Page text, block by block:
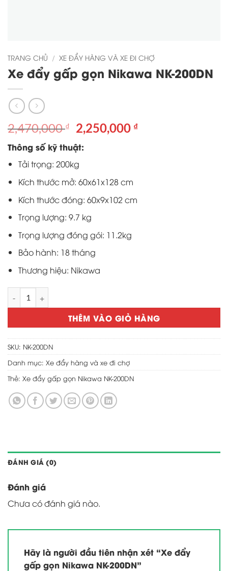
TRANG CHỦ / XE ĐẨY HÀNG VÀ XE ĐI CHỢ
Xe đẩy gấp gọn Nikawa NK-200DN
2,470,000₫
Giá
gốc
là:
2,470,000 ₫.
2,250,000 ₫Giá
Thông số kỹ thuật:
Tải trọng: 200kg
Kích thước mở: 60x61x128 cm
Kích thước đóng: 60x9x102 cm
Trọng lượng: 9.7 kg
Trọng lượng đóng gói: 11.2kg
Bảo hành: 18 tháng
Thương hiệu: Nikawa
Xe đẩy gấp gọn Nikawa NK-200DN số lượng
THÊM VÀO GIỎ HÀNG
SKU: NK-200DN
Danh mục: Xe đẩy hàng và xe đi chợ
Thẻ: Xe đẩy gấp gọn Nikawa NK-200DN
ĐÁNH GIÁ (0)
Đánh giá
Chưa có đánh giá nào.
Hãy là người đầu tiên nhận xét “Xe đẩy
gấp gọn Nikawa NK-200DN”